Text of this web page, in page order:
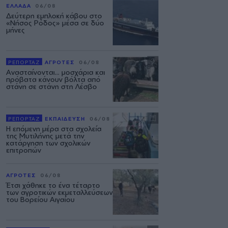
ΕΛΛΑΔΑ 06/08
Δεύτερη εμπλοκή κάβου στο
«Νήσος Ρόδος» μέσα σε δύο
μήνες
ΡΕΠΟΡΤΑΖ ΑΓΡΟΤΕΣ 06/08
Ανασταίνονται... μοσχάρια και
πρόβατα κάνουν βόλτα από
στάνη σε στάνη στη Λέσβο
ΡΕΠΟΡΤΑΖ ΕΚΠΑΙΔΕΥΣΗ 06/08
Η επόμενη μέρα στα σχολεία
της Μυτιλήνης μετά την
κατάργηση των σχολικών
επιτροπών
ΑΓΡΟΤΕΣ 06/08
Έτσι χάθηκε το ένα τέταρτο
των αγροτικών εκμεταλλεύσεων
του Βορείου Αιγαίου